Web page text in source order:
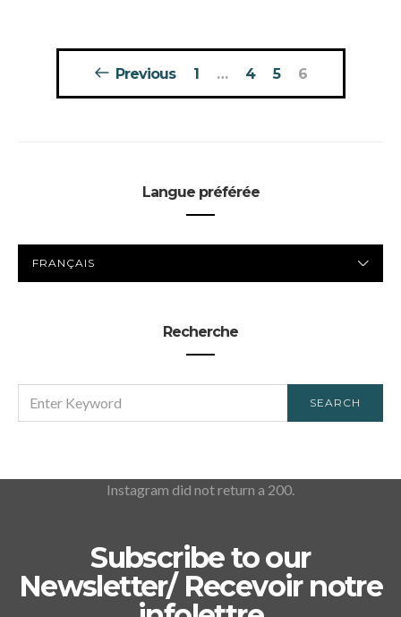
Pagination
publications
Previous 1 … 4 5 6
Langue préférée
PRÉFÉRÉE
Recherche
FOR:
SEARCH
Instagram did not return a 200.
Subscribe to our
Newsletter/ Recevoir notre